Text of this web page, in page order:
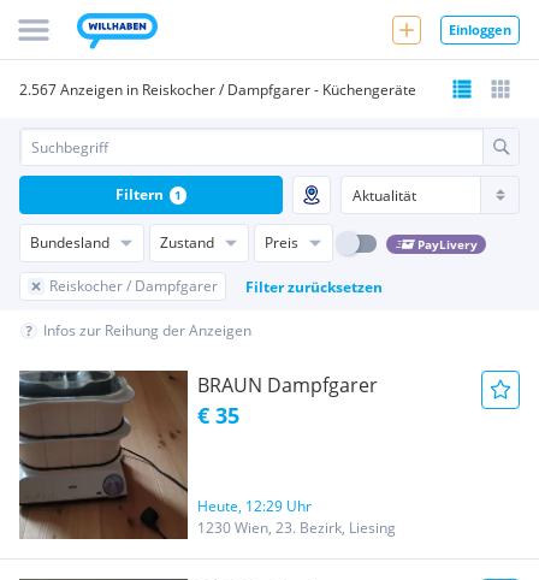
Einloggen
2.567 Anzeigen in Reiskocher / Dampfgarer - Küchengeräte
Bundesland Zustand Preis PayLivery
Reiskocher / Dampfgarer Filter zurücksetzen
Filtern 1
Infos zur Reihung der Anzeigen
BRAUN Dampfgarer
€ 35
Heute, 12:29 Uhr
1230 Wien, 23. Bezirk, Liesing